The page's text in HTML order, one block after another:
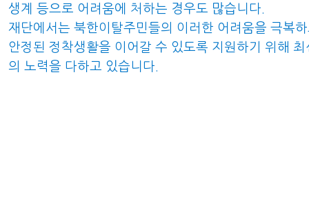
생계 등으로 어려움에 처하는 경우도 많습니다.
재단에서는 북한이탈주민들의 이러한 어려움을 극복
안정된 정착생활을 이어갈 수 있도록 지원하기 위해 최
의 노력을 다하고 있습니다.